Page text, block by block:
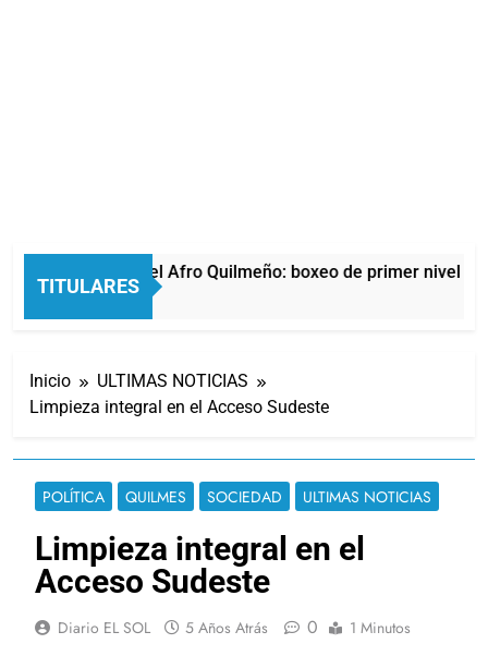
TITULARES
La noche del Afro Quilmeño: boxeo de primer nivel en
10 Horas Atrás
Inicio
ULTIMAS NOTICIAS
Limpieza integral en el Acceso Sudeste
POLÍTICA QUILMES SOCIEDAD ULTIMAS NOTICIAS
Limpieza integral en el
Acceso Sudeste
Diario EL SOL 5 Años Atrás 0 1 Minutos